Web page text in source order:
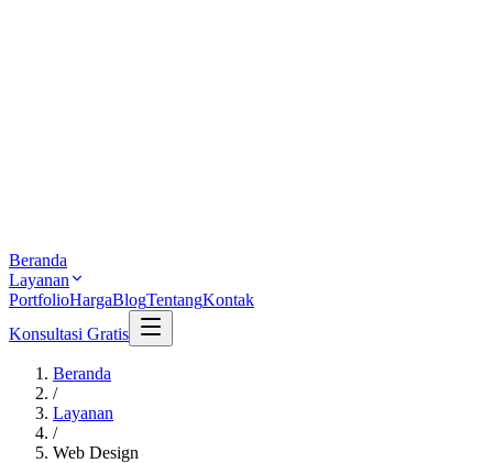
Beranda
Layanan
PortfolioHargaBlogTentangKontak
Konsultasi Gratis
Beranda
/
Layanan
/
Web Design